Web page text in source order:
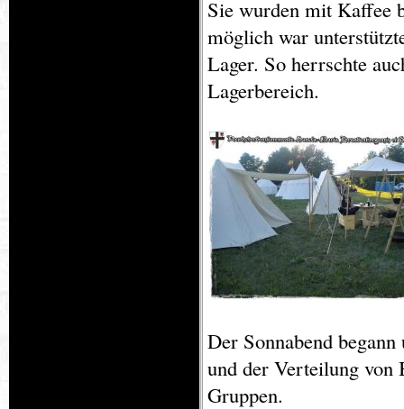
Sie wurden mit Kaffee
möglich war
Lager. So herrschte
Lagerbereich.
Der Sonnabend
und der Verteilung von
Gruppen.